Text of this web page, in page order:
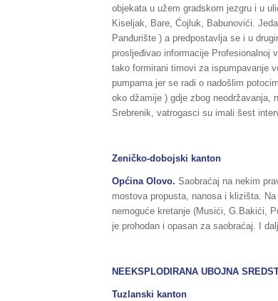
objekata u užem gradskom jezgru i u
Kiseljak, Bare, Ćojluk, Babunovići.
Panđurište ) a predpostavlja se i u
prosljeđivao informacije Profesionalnoj
tako formirani timovi za ispumpavanje
pumpama jer se radi o nadošlim
oko džamije ) gdje zbog neodržavanja,
Srebrenik, vatrogasci su imali šest
Zeničko-dobojski kanton
Općina Olovo. Saobraćaj na nekim
mostova propusta, nanosa i klizišta.
nemoguće kretanje (Musići, G.Bakići,
je prohodan i opasan za saobraćaj. I
NEEKSPLODIRANA UBOJNA
Tuzlanski kanton